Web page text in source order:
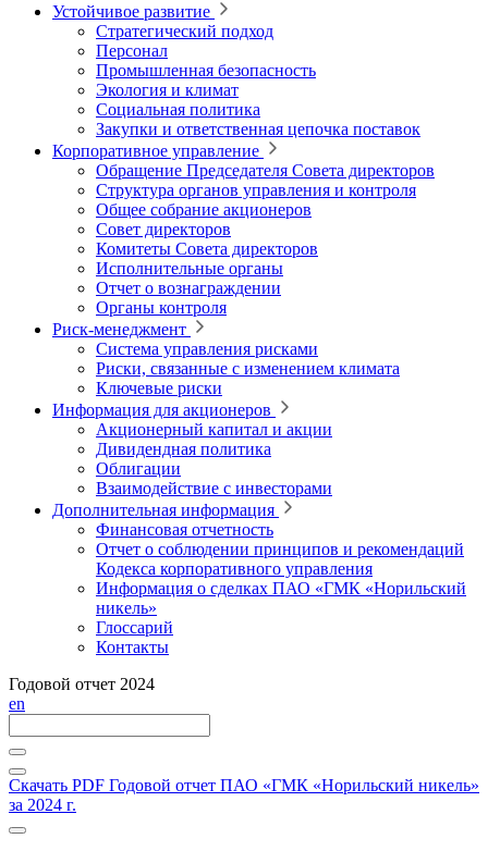
Устойчивое развитие
Стратегический подход
Персонал
Промышленная безопасность
Экология и климат
Социальная политика
Закупки и ответственная цепочка поставок
Корпоративное управление
Обращение Председателя Совета директоров
Структура органов управления и контроля
Общее собрание акционеров
Совет директоров
Комитеты Совета директоров
Исполнительные органы
Отчет о вознаграждении
Органы контроля
Риск-менеджмент
Система управления рисками
Риски, связанные с изменением климата
Ключевые риски
Информация для акционеров
Акционерный капитал и акции
Дивидендная политика
Облигации
Взаимодействие с инвесторами
Дополнительная информация
Финансовая отчетность
Отчет о соблюдении принципов и рекомендаций
Кодекса корпоративного управления
Информация о сделках ПАО «ГМК «Норильский
никель»
Глоссарий
Контакты
Годовой отчет 2024
en
Скачать PDF Годовой отчет ПАО «ГМК «Норильский никель»
за 2024 г.